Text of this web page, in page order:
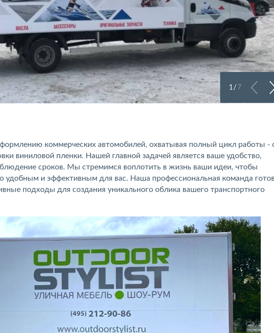
1/ 7
коммерческих автомобилей, охватывая полный цикл работы -
виниловой пленки. Нашей главной задачей является ваше удобство,
сроков. Мы стремимся воплотить в жизнь ваши идеи, чтобы
удобным и эффективным для вас. Наша профессиональная команда
подходы для создания уникального облика вашего транспортного